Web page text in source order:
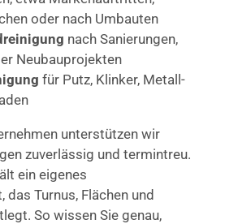
oder nach Umbauten
nach Sanierungen,
Neubauprojekten
für Putz, Klinker, Metall-
unterstützen wir
zuverlässig und termintreu.
ein eigenes
das Turnus, Flächen und
So wissen Sie genau,